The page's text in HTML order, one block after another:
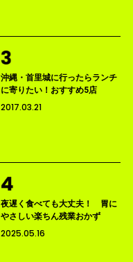
沖縄・首里城に行ったらランチ
に寄りたい！おすすめ5店
2017.03.21
夜遅く食べても大丈夫！ 胃に
やさしい楽ちん残業おかず
2025.05.16